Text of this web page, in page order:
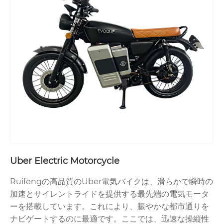
Uber Electric Motorcycle
Ruifengの高品質のUber電気バイクは、滑らかで瞬時の
加速とサイレントライドを提供する最先端の電気モータ
ーを搭載しています。これにより、賑やかな都市通りを
ナビゲートするのに最適です。ここでは、迅速な操縦性